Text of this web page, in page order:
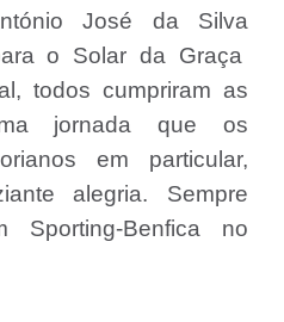
José da Silva
o Solar da Graça
todos cumpriram as
jornada que os
em particular,
alegria. Sempre
Sporting-Benfica no